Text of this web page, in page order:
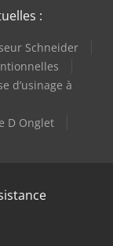
:
Schneider
d’usinage à
D Onglet